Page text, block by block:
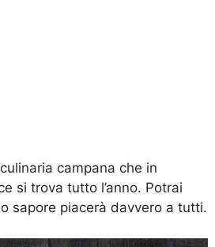
campana che in
si trova tutto l’anno. Potrai
sapore piacerà davvero a tutti.